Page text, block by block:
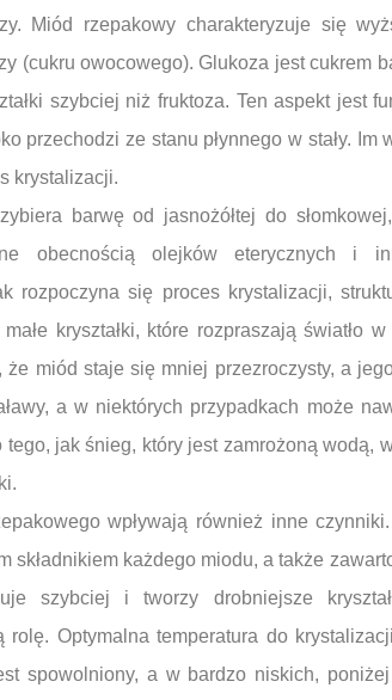
Miód rzepakowy charakteryzuje się
(cukru owocowego). Glukoza jest cukrem
szybciej niż fruktoza. Ten aspekt jest
przechodzi ze stanu płynnego w stały. Im
krystalizacji.
barwę od jasnożółtej do
obecnością olejków eterycznych i
rozpoczyna się proces krystalizacji,
kryształki, które rozpraszają światło
że miód staje się mniej przezroczysty, a
a w niektórych przypadkach może
jak śnieg, który jest zamrożoną wodą,
wpływają również inne
składnikiem każdego miodu, a także
szybciej i tworzy drobniejsze
Optymalna temperatura do
spowolniony, a w bardzo niskich,